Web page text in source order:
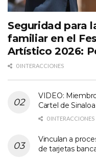
Seguridad para
familiar en el
Artístico 2026:
0 INTERACCIONES
VIDEO:
Cartel de Sinaloa
0 INTERACCIONES
Vinculan a
de tarjetas